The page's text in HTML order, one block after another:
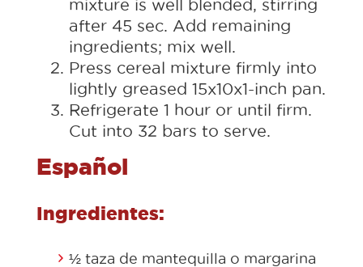
mixture is well blended, stirring
after 45 sec. Add remaining
ingredients; mix well.
Press cereal mixture firmly into
lightly greased 15x10x1-inch pan.
Refrigerate 1 hour or until firm.
Cut into 32 bars to serve.
Español
Ingredientes:
½ taza de mantequilla o margarina